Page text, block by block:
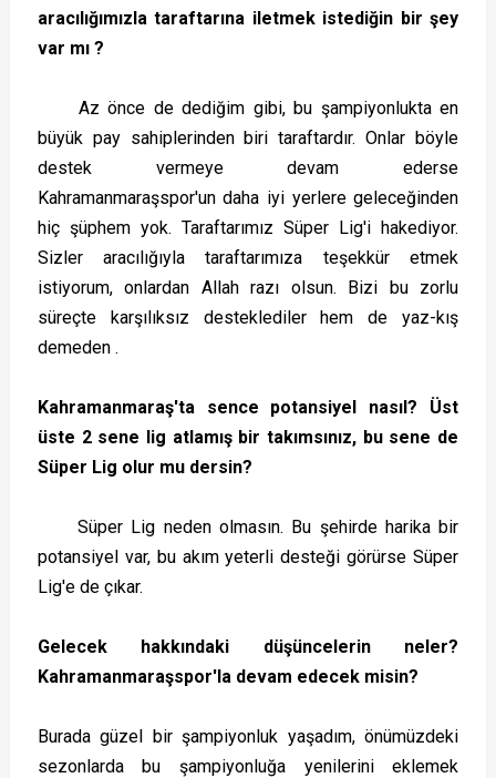
aracılığımızla taraftarına iletmek istediğin bir şey
var mı ?
Az önce de dediğim gibi, bu şampiyonlukta en
büyük pay sahiplerinden biri taraftardır. Onlar böyle
destek vermeye devam ederse
Kahramanmaraşspor'un daha iyi yerlere geleceğinden
hiç şüphem yok. Taraftarımız Süper Lig'i hakediyor.
Sizler aracılığıyla taraftarımıza teşekkür etmek
istiyorum, onlardan Allah razı olsun. Bizi bu zorlu
süreçte karşılıksız desteklediler hem de yaz-kış
demeden .
Kahramanmaraş'ta sence potansiyel nasıl? Üst
üste 2 sene lig atlamış bir takımsınız, bu sene de
Süper Lig olur mu dersin?
Süper Lig neden olmasın. Bu şehirde harika bir
potansiyel var, bu akım yeterli desteği görürse Süper
Lig'e de çıkar.
Gelecek hakkındaki düşüncelerin neler?
Kahramanmaraşspor'la devam edecek misin?
Burada güzel bir şampiyonluk yaşadım, önümüzdeki
sezonlarda bu şampiyonluğa yenilerini eklemek